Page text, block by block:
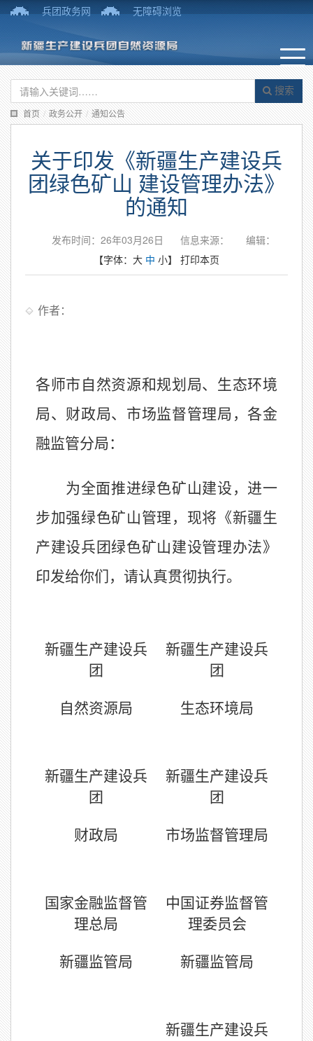
兵团政务网 无障碍浏览
搜索
首页 / 政务公开 / 通知公告
关于印发《新疆生产建设兵
团绿色矿山 建设管理办法》
的通知
发布时间：26年03月26日 信息来源：
编辑：
【字体： 大 中 小】 打印本页
作者：
各师市 自然资源和规划局、生态环境
局、财政局、市场监督管理局，各金
融监管分局：
为全面推进绿色矿山建设，进一
步加强绿色矿山管理，现将《新疆生
产建设兵团绿色矿山建设管理办法》
印发给你们，请认真贯彻执行。
新疆生产建设兵
团
自然资源局
新疆生产建设兵
团
生态环境局
新疆生产建设兵
团
财政局
新疆生产建设兵
团
市场监督管理局
国家金融监督管
理总局
新疆监管局
中国证券监督管
理委员会
新疆监管局
新疆生产建设兵